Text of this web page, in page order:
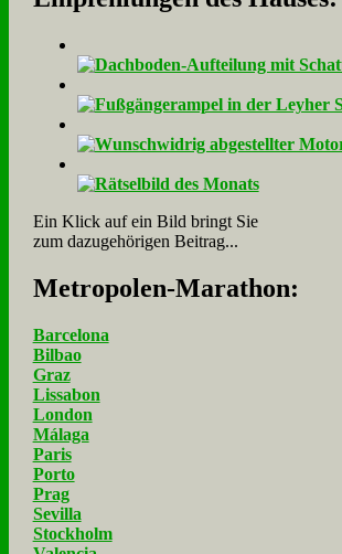
Ein Klick auf ein Bild bringt Sie
zum dazugehörigen Beitrag...
Me­tro­po­len-Ma­ra­thon:
Barcelona
Bilbao
Graz
Lissabon
London
Málaga
Paris
Porto
Prag
Sevilla
Stockholm